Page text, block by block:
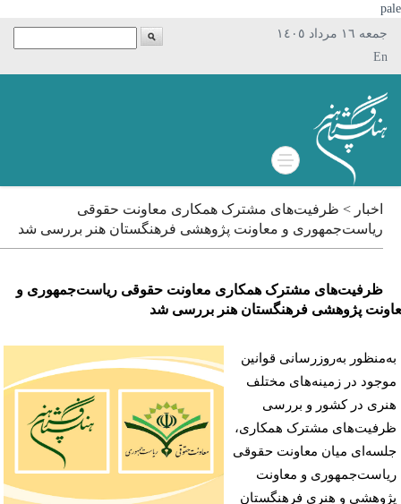
جمعه ١٦ مرداد ١٤٠٥
En
اخبار > ظرفیت‌های مشترک همکاری معاونت حقوقی
ریاست‌جمهوری و معاونت پژوهشی فرهنگستان هنر بررسی شد
ظرفیت‌های مشترک همکاری معاونت حقوقی ریاست‌جمهوری و
پژوهشی فرهنگستان هنر بررسی شد
به‌روزرسانی قوانین
در زمینه‌های مختلف
در کشور و بررسی
مشترک همکاری،
میان معاونت حقوقی
و معاونت
و هنری فرهنگستان